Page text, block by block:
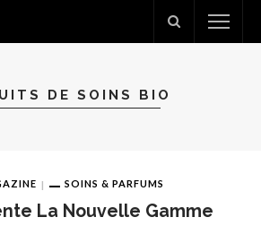
DE SOINS BIO
SOINS & PARFUMS
La Nouvelle Gamme